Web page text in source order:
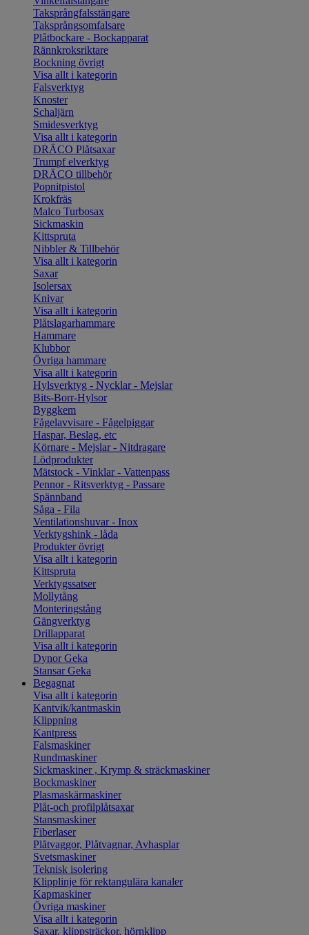
Taksprångfalsstängare
Taksprångsomfalsare
Plåtbockare - Bockapparat
Rännkroksriktare
Bockning övrigt
Visa allt i kategorin
Falsverktyg
Knoster
Schaljärn
Smidesverktyg
Visa allt i kategorin
DRÄCO Plåtsaxar
Trumpf elverktyg
DRÄCO tillbehör
Popnitpistol
Krokfräs
Malco Turbosax
Sickmaskin
Kittspruta
Nibbler & Tillbehör
Visa allt i kategorin
Saxar
Isolersax
Knivar
Visa allt i kategorin
Plåtslagarhammare
Hammare
Klubbor
Övriga hammare
Visa allt i kategorin
Hylsverktyg - Nycklar - Mejslar
Bits-Borr-Hylsor
Byggkem
Fågelavvisare - Fågelpiggar
Haspar, Beslag, etc
Körnare - Mejslar - Nitdragare
Lödprodukter
Mätstock - Vinklar - Vattenpass
Pennor - Ritsverktyg - Passare
Spännband
Såga - Fila
Ventilationshuvar - Inox
Verktygshink - låda
Produkter övrigt
Visa allt i kategorin
Kittspruta
Verktygssatser
Mollytång
Monteringstång
Gängverktyg
Drillapparat
Visa allt i kategorin
Dynor Geka
Stansar Geka
Begagnat
Visa allt i kategorin
Kantvik/kantmaskin
Klippning
Kantpress
Falsmaskiner
Rundmaskiner
Sickmaskiner , Krymp & sträckmaskiner
Bockmaskiner
Plasmaskärmaskiner
Plåt-och profilplåtsaxar
Stansmaskiner
Fiberlaser
Plåtvaggor, Plåtvagnar, Avhasplar
Svetsmaskiner
Teknisk isolering
Klipplinje för rektangulära kanaler
Kapmaskiner
Övriga maskiner
Visa allt i kategorin
Saxar, klippsträckor, hörnklipp